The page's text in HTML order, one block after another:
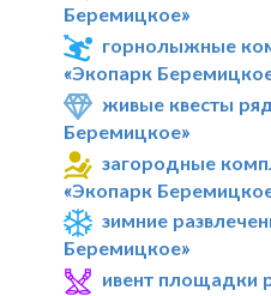
Беремицкое»
горнолыжные
«Экопарк
живые квесты
Беремицкое»
загородные
«Экопарк
зимние
Беремицкое»
ивент площадки